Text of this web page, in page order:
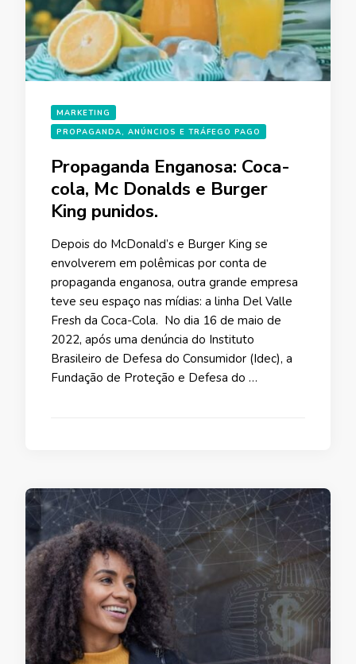
MARKETING
PROPAGANDA, ANÚNCIOS E TRÁFEGO PAGO
Propaganda Enganosa: Coca-
cola, Mc Donalds e Burger
King punidos.
Depois do McDonald’s e Burger King se
envolverem em polêmicas por conta de
propaganda enganosa, outra grande empresa
teve seu espaço nas mídias: a linha Del Valle
Fresh da Coca-Cola. No dia 16 de maio de
2022, após uma denúncia do Instituto
Brasileiro de Defesa do Consumidor (Idec), a
Fundação de Proteção e Defesa do …